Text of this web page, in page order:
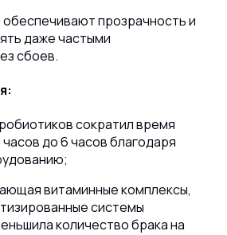
прозрачность и
даже частыми
сбоев.
сократил время
до 6 часов благодаря
витаминные комплексы,
системы
количество брака на